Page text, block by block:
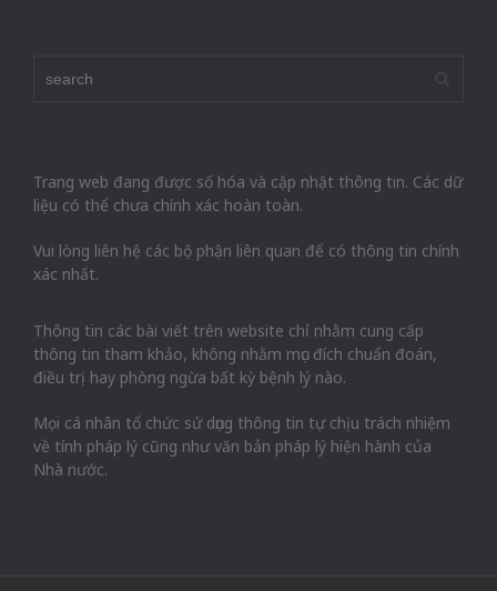
Trang web đang được số hóa và cập nhật thông tin. Các dữ
liệu có thể chưa chính xác hoàn toàn.
Vui lòng liên hệ các bộ phận liên quan để có thông tin chính
xác nhất.
Thông tin các bài viết trên website chỉ nhằm cung cấp
thông tin tham khảo, không nhằm mục đích chuẩn đoán,
điều trị hay phòng ngừa bất kỳ bệnh lý nào.
Mọi cá nhân tổ chức sử dụng thông tin tự chịu trách nhiệm
về tính pháp lý cũng như văn bản pháp lý hiện hành của
Nhà nước.